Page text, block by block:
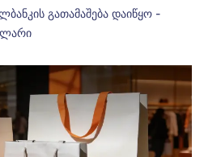
გათამაშება დაიწყო -
ლარი